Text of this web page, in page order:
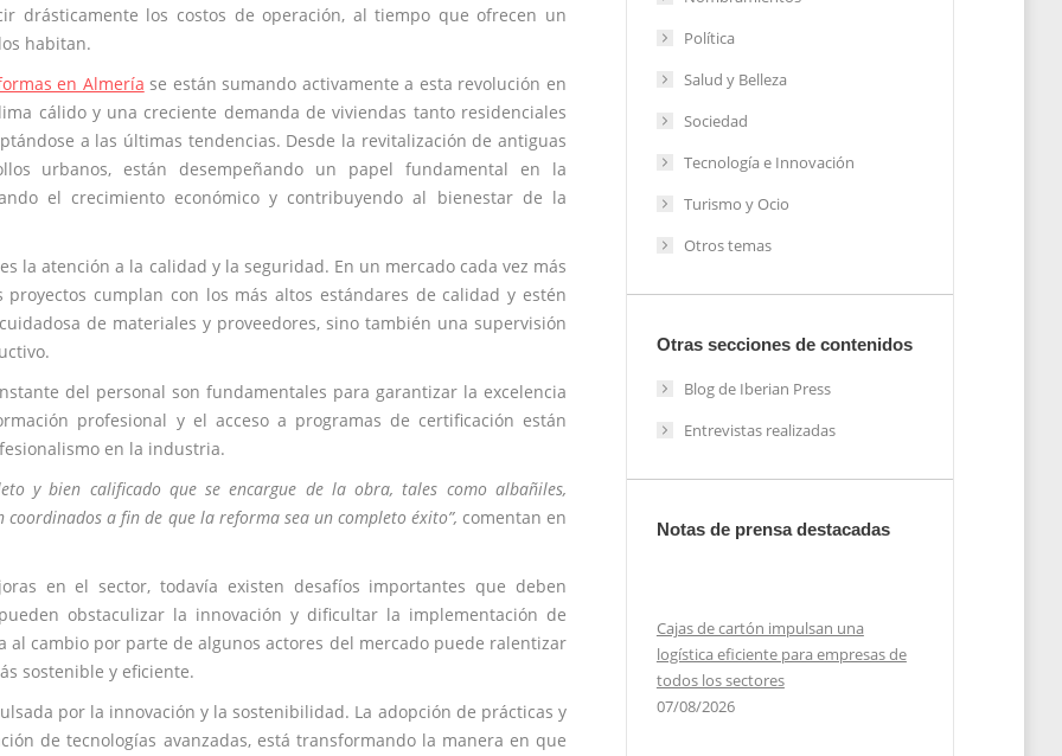
drásticamente los costos de operación, al tiempo que ofrecen un
habitan.
en Almería se están sumando activamente a esta revolución en
cálido y una creciente demanda de viviendas tanto residenciales
a las últimas tendencias. Desde la revitalización de antiguas
urbanos, están desempeñando un papel fundamental en la
el crecimiento económico y contribuyendo al bienestar de la
la atención a la calidad y la seguridad. En un mercado cada vez más
cumplan con los más altos estándares de calidad y estén
de materiales y proveedores, sino también una supervisión
del personal son fundamentales para garantizar la excelencia
profesional y el acceso a programas de certificación están
en la industria.
y bien calificado que se encargue de la obra, tales como albañiles,
a fin de que la reforma sea un completo éxito”, comentan en
en el sector, todavía existen desafíos importantes que deben
obstaculizar la innovación y dificultar la implementación de
al cambio por parte de algunos actores del mercado puede ralentizar
sostenible y eficiente.
por la innovación y la sostenibilidad. La adopción de prácticas y
de tecnologías avanzadas, está transformando la manera en que
Política
Salud y Belleza
Sociedad
Tecnología e Innovación
Turismo y Ocio
Otros temas
Otras secciones de contenidos
Blog de Iberian Press
Entrevistas realizadas
Notas de prensa destacadas
Cajas de cartón impulsan una
logística eficiente para empresas de
todos los sectores
07/08/2026